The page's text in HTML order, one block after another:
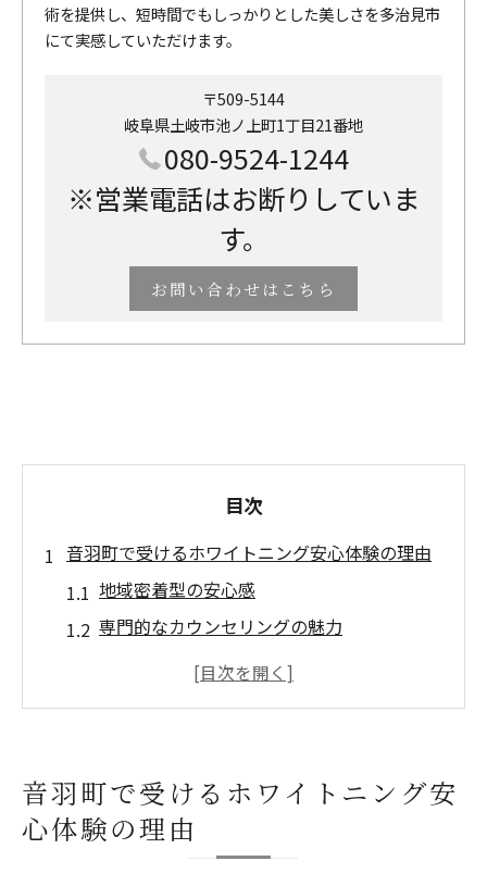
術を提供し、短時間でもしっかりとした美しさを多治見市
にて実感していただけます。
〒509-5144
岐阜県土岐市池ノ上町1丁目21番地
080-9524-1244
※営業電話はお断りしていま
す。
お問い合わせはこちら
目次
音羽町で受けるホワイトニング安心体験の理由
地域密着型の安心感
専門的なカウンセリングの魅力
安全性を重視した施術方法
多治見市でのホワイトニングが選ばれる理由
地元での高評価の理由
音羽町で受けるホワイトニング安
心体験の理由